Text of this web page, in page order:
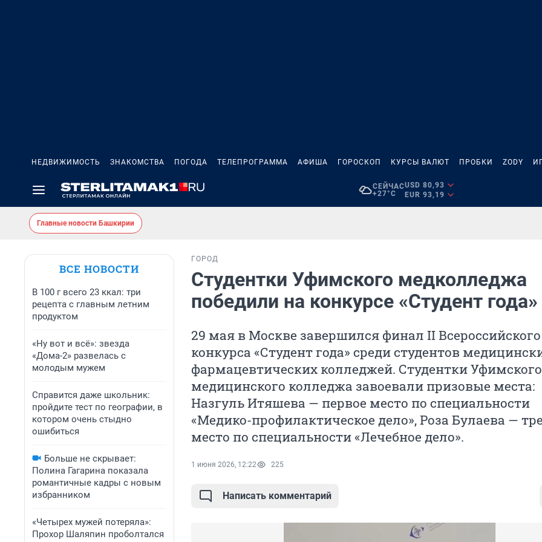
НЕДВИЖИМОСТЬ ЗНАКОМСТВА ПОГОДА ТЕЛЕПРОГРАММА АФИША ГОРОСКОП КУРСЫ ВАЛЮТ ПРОБКИ ZODY
СЕЙЧАС
+27°C
USD 80,93
EUR 93,19
Главные новости Башкирии
ВСЕ НОВОСТИ
В 100 г всего 23 ккал: три
рецепта с главным летним
продуктом
«Ну вот и всё»: звезда
«Дома-2» развелась с
молодым мужем
Справится даже школьник:
пройдите тест по географии, в
котором очень стыдно
ошибиться
Больше не скрывает:
Полина Гагарина показала
романтичные кадры с новым
избранником
«Четырех мужей потеряла»:
Прохор Шаляпин проболтался
ГОРОД
Студентки Уфимского медколледжа
победили на конкурсе «Студент года»
29 мая в Москве завершился финал II Всероссийского
конкурса «Студент года» среди студентов
фармацевтических колледжей. Студентки Уфимского
медицинского колледжа завоевали призовые места:
Назгуль Итяшева — первое место по специальности
«Медико-профилактическое дело», Роза Булаева —
место по специальности «Лечебное дело».
1 июня 2026, 12:22 225
Написать комментарий